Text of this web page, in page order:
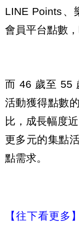
LINE Points、
會員平台點數
而 46 歲至 55
活動獲得點數
比，成長幅度
更多元的集點
點需求。
【往下看更多】